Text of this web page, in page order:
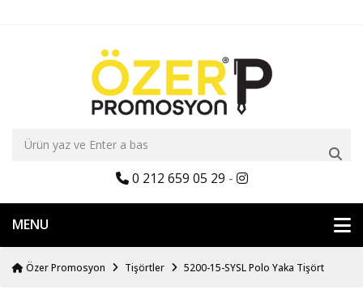
0 212 659 05 29 -
MENU
Özer Promosyon Tişörtler 5200-15-SYSL Polo Yaka Tişört